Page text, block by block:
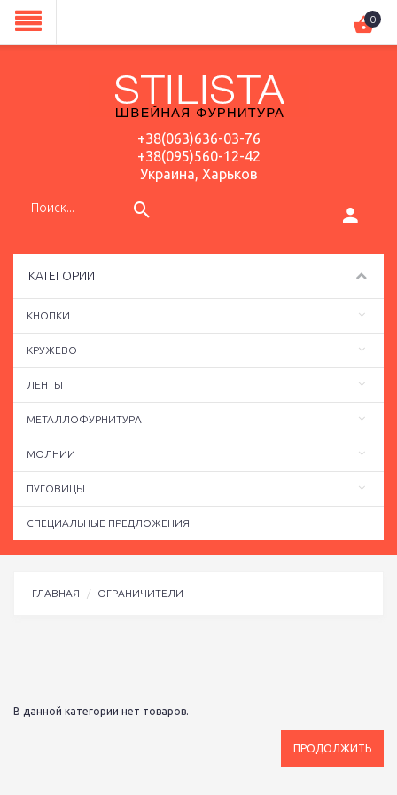
+38(063)636-03-76
+38(095)560-12-42
Украина, Харьков
0
КАТЕГОРИИ
КНОПКИ
КРУЖЕВО
ЛЕНТЫ
МЕТАЛЛОФУРНИТУРА
МОЛНИИ
ПУГОВИЦЫ
СПЕЦИАЛЬНЫЕ ПРЕДЛОЖЕНИЯ
ГЛАВНАЯ ОГРАНИЧИТЕЛИ
В данной категории нет товаров.
ПРОДОЛЖИТЬ